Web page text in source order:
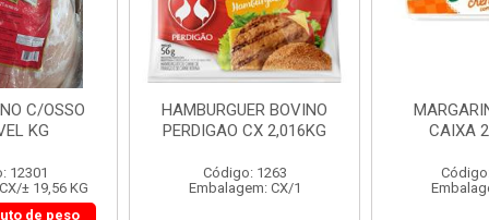
BOVINO
2,016KG
1263
CX/1
MARGARINA DELINE
CAIXA 24X250G
Código: 12886
Embalagem: CX/1
CAIXA